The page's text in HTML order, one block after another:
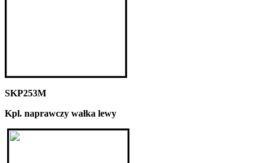
SKP253M
Kpl. naprawczy wałka lewy